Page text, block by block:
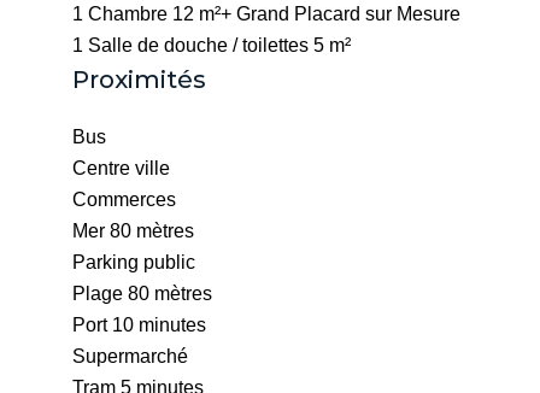
1 Chambre 12 m²+ Grand Placard sur Mesure
1 Salle de douche / toilettes 5 m²
Proximités
Bus
Centre ville
Commerces
Mer 80 mètres
Parking public
Plage 80 mètres
Port 10 minutes
Supermarché
Tram 5 minutes